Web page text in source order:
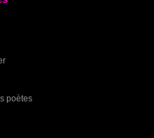
poètes